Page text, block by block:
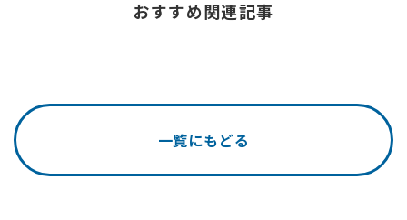
おすすめ関連記事
一覧にもどる